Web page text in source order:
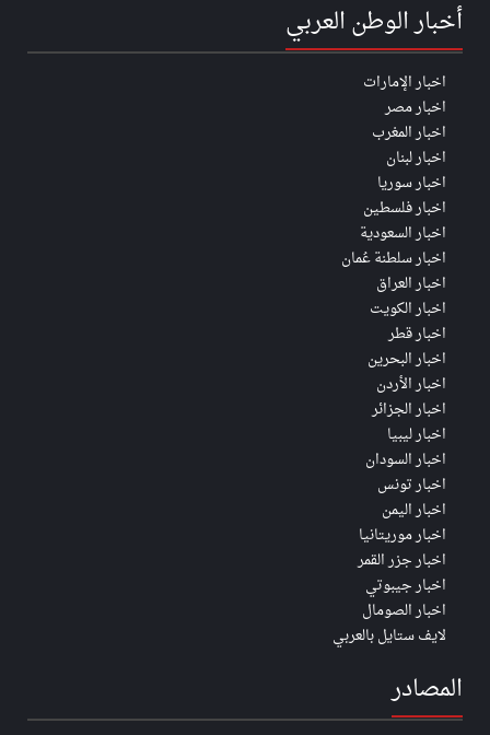
أخبار الوطن العربي
اخبار الإمارات
اخبار مصر
اخبار المغرب
اخبار لبنان
اخبار سوريا
اخبار فلسطين
اخبار السعودية
اخبار سلطنة عُمان
اخبار العراق
اخبار الكويت
اخبار قطر
اخبار البحرين
اخبار الأردن
اخبار الجزائر
اخبار ليبيا
اخبار السودان
اخبار تونس
اخبار اليمن
اخبار موريتانيا
اخبار جزر القمر
اخبار جيبوتي
اخبار الصومال
لايف ستايل بالعربي
المصادر